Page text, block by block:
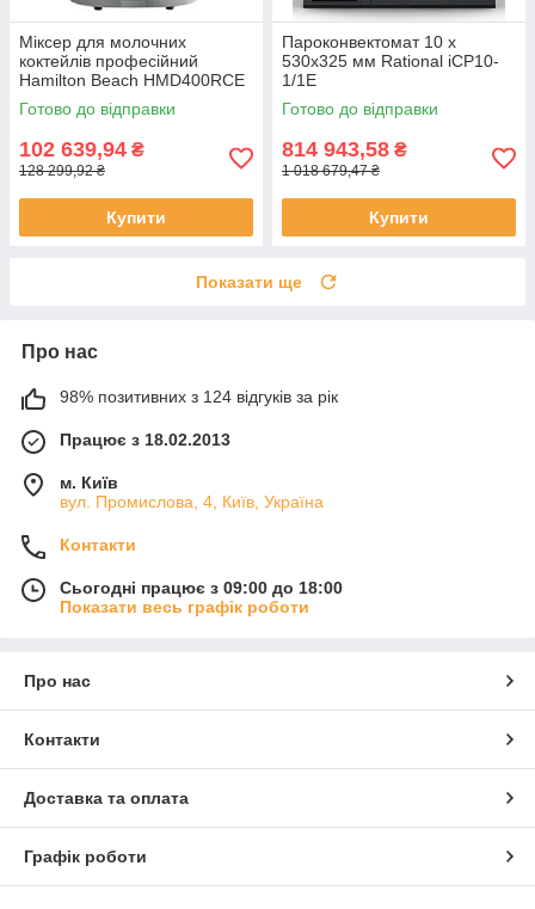
Міксер для молочних
коктейлів професійний
Hamilton Beach HMD400RCE
Готово до відправки
102 639,94 ₴
128 299,92 ₴
Купити
Пароконвектомат 10 х
530х325 мм Rational iCP10-
1/1E
Готово до відправки
814 943,58 ₴
1 018 679,47 ₴
Купити
Показати ще
Про нас
98% позитивних з 124 відгуків за рік
Працює з 18.02.2013
м. Київ
вул. Промислова, 4, Київ, Україна
Контакти
Сьогодні працює з 09:00 до 18:00
Показати весь графік роботи
Про нас
Контакти
Доставка та оплата
Графік роботи